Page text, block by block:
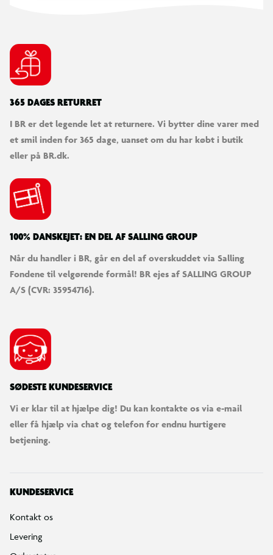
365 DAGES RETURRET
I BR er det legende let at returnere. Vi bytter dine varer med
et smil inden for 365 dage, uanset om du har købt i butik
eller på BR.dk.
100% DANSKEJET: EN DEL AF SALLING GROUP
Når du handler i BR, går en del af overskuddet via Salling
Fondene til velgørende formål! BR ejes af SALLING GROUP
A/S (CVR: 35954716).
SØDESTE KUNDESERVICE
Vi er klar til at hjælpe dig! Du kan kontakte os via e-mail
eller få hjælp via chat og telefon for endnu hurtigere
betjening.
KUNDESERVICE
Kontakt os
Levering